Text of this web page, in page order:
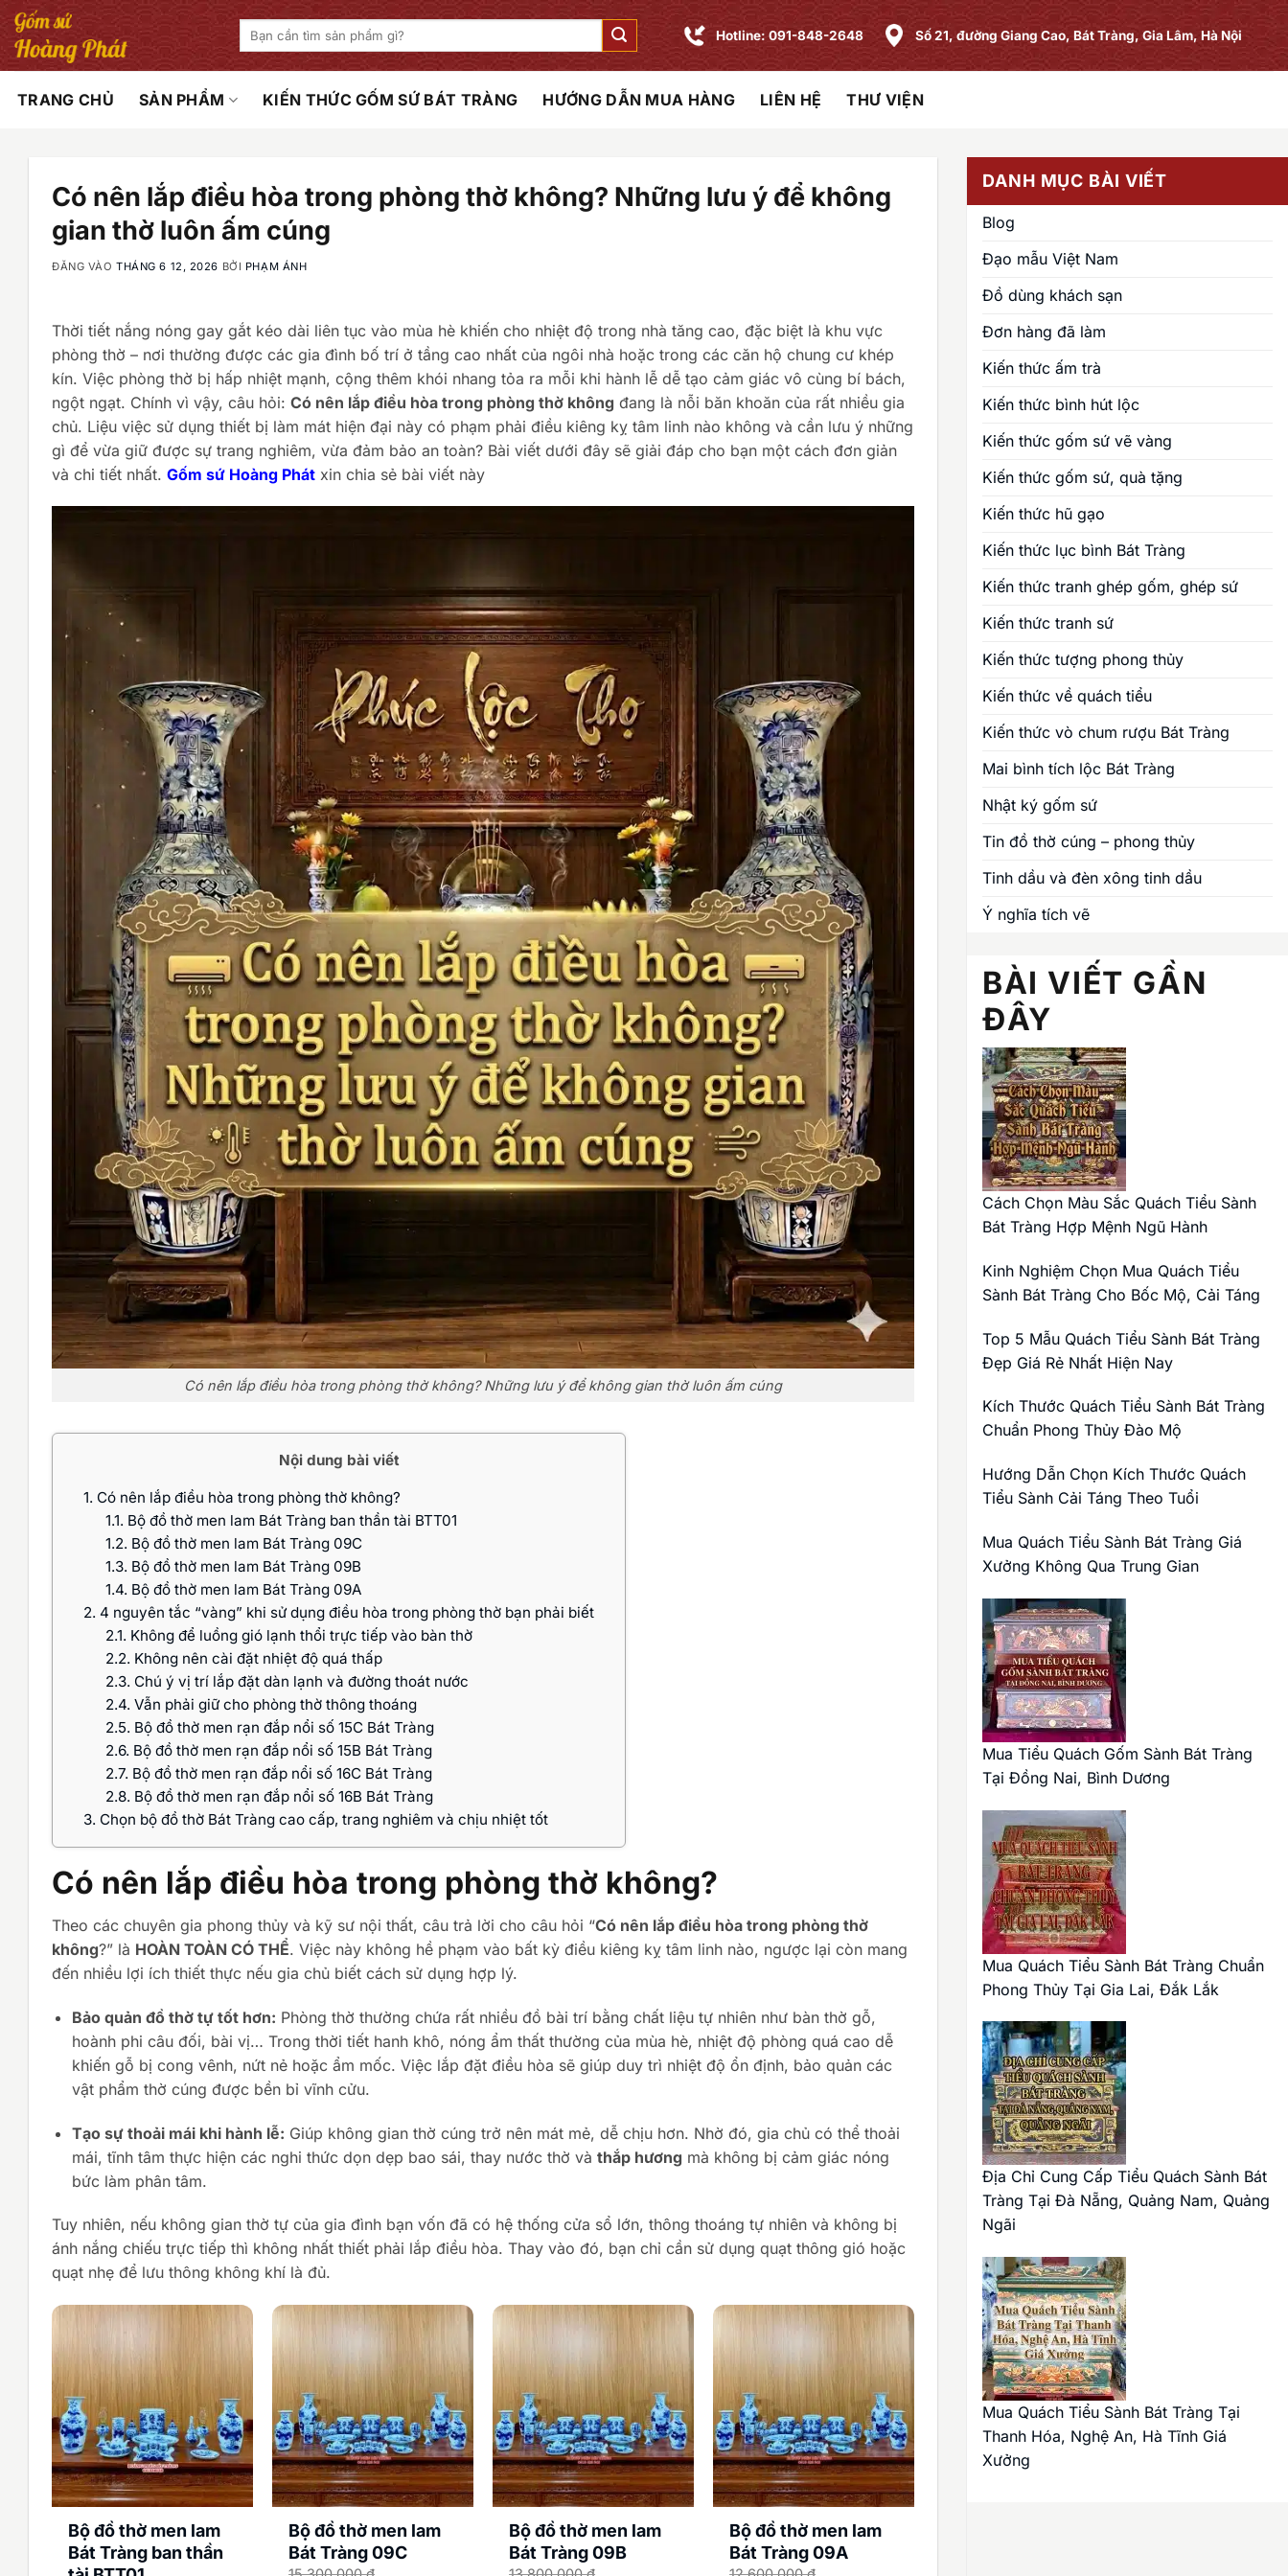
Bỏ
qua
nội
Tìm
kiếm:
Hotline: 091-848-2648 Số 21, đường Giang Cao, Bát Tràng, Gia Lâm, Hà Nội
TRANG CHỦ SẢN PHẨM KIẾN THỨC GỐM SỨ BÁT TRÀNG HƯỚNG DẪN MUA HÀNG LIÊN HỆ THƯ VIỆN
Có nên lắp điều hòa trong phòng thờ không? Những lưu ý để không
gian thờ luôn ấm cúng
ĐĂNG VÀOTHÁNG 6 12, 2026 BỞI PHẠM ÁNH
Thời tiết nắng nóng gay gắt kéo dài liên tục vào mùa hè khiến cho nhiệt độ trong nhà tăng cao, đặc biệt là khu vực
phòng thờ – nơi thường được các gia đình bố trí ở tầng cao nhất của ngôi nhà hoặc trong các căn hộ chung cư khép
kín. Việc phòng thờ bị hấp nhiệt mạnh, cộng thêm khói nhang tỏa ra mỗi khi hành lễ dễ tạo cảm giác vô cùng bí bách,
ngột ngạt. Chính vì vậy, câu hỏi: Có nên lắp điều hòa trong phòng thờ không đang là nỗi băn khoăn của rất nhiều gia
chủ. Liệu việc sử dụng thiết bị làm mát hiện đại này có phạm phải điều kiêng kỵ tâm linh nào không và cần lưu ý những
gì để vừa giữ được sự trang nghiêm, vừa đảm bảo an toàn? Bài viết dưới đây sẽ giải đáp cho bạn một cách đơn giản
và chi tiết nhất. Gốm sứ Hoàng Phát xin chia sẻ bài viết này
Có nên lắp điều hòa trong phòng thờ không? Những lưu ý để không gian thờ luôn ấm cúng
Nội dung bài viết
1. Có nên lắp điều hòa trong phòng thờ không?
1.1. Bộ đồ thờ men lam Bát Tràng ban thần tài BTT01
1.2. Bộ đồ thờ men lam Bát Tràng 09C
1.3. Bộ đồ thờ men lam Bát Tràng 09B
1.4. Bộ đồ thờ men lam Bát Tràng 09A
2. 4 nguyên tắc “vàng” khi sử dụng điều hòa trong phòng thờ bạn phải biết
2.1. Không để luồng gió lạnh thổi trực tiếp vào bàn thờ
2.2. Không nên cài đặt nhiệt độ quá thấp
2.3. Chú ý vị trí lắp đặt dàn lạnh và đường thoát nước
2.4. Vẫn phải giữ cho phòng thờ thông thoáng
2.5. Bộ đồ thờ men rạn đắp nổi số 15C Bát Tràng
2.6. Bộ đồ thờ men rạn đắp nổi số 15B Bát Tràng
2.7. Bộ đồ thờ men rạn đắp nổi số 16C Bát Tràng
2.8. Bộ đồ thờ men rạn đắp nổi số 16B Bát Tràng
3. Chọn bộ đồ thờ Bát Tràng cao cấp, trang nghiêm và chịu nhiệt tốt
Có nên lắp điều hòa trong phòng thờ không?
Theo các chuyên gia phong thủy và kỹ sư nội thất, câu trả lời cho câu hỏi “Có nên lắp điều hòa trong phòng thờ
không?” là HOÀN TOÀN CÓ THỂ. Việc này không hề phạm vào bất kỳ điều kiêng kỵ tâm linh nào, ngược lại còn mang
đến nhiều lợi ích thiết thực nếu gia chủ biết cách sử dụng hợp lý.
Bảo quản đồ thờ tự tốt hơn: Phòng thờ thường chứa rất nhiều đồ bài trí bằng chất liệu tự nhiên như bàn thờ gỗ,
hoành phi câu đối, bài vị… Trong thời tiết hanh khô, nóng ẩm thất thường của mùa hè, nhiệt độ phòng quá cao dễ
khiến gỗ bị cong vênh, nứt nẻ hoặc ẩm mốc. Việc lắp đặt điều hòa sẽ giúp duy trì nhiệt độ ổn định, bảo quản các
vật phẩm thờ cúng được bền bỉ vĩnh cửu.
Tạo sự thoải mái khi hành lễ: Giúp không gian thờ cúng trở nên mát mẻ, dễ chịu hơn. Nhờ đó, gia chủ có thể thoải
mái, tĩnh tâm thực hiện các nghi thức dọn dẹp bao sái, thay nước thờ và thắp hương mà không bị cảm giác nóng
bức làm phân tâm.
Tuy nhiên, nếu không gian thờ tự của gia đình bạn vốn đã có hệ thống cửa sổ lớn, thông thoáng tự nhiên và không bị
ánh nắng chiếu trực tiếp thì không nhất thiết phải lắp điều hòa. Thay vào đó, bạn chỉ cần sử dụng quạt thông gió hoặc
quạt nhẹ để lưu thông không khí là đủ.
Bộ đồ thờ men lam
Bát Tràng ban thần
Bộ đồ thờ men lam
Bát Tràng 09C
Bộ đồ thờ men lam
Bát Tràng 09B
Bộ đồ thờ men lam
Bát Tràng 09A
DANH MỤC BÀI VIẾT
Blog
Đạo mẫu Việt Nam
Đồ dùng khách sạn
Đơn hàng đã làm
Kiến thức ấm trà
Kiến thức bình hút lộc
Kiến thức gốm sứ vẽ vàng
Kiến thức gốm sứ, quà tặng
Kiến thức hũ gạo
Kiến thức lục bình Bát Tràng
Kiến thức tranh ghép gốm, ghép sứ
Kiến thức tranh sứ
Kiến thức tượng phong thủy
Kiến thức về quách tiểu
Kiến thức vò chum rượu Bát Tràng
Mai bình tích lộc Bát Tràng
Nhật ký gốm sứ
Tin đồ thờ cúng – phong thủy
Tinh dầu và đèn xông tinh dầu
Ý nghĩa tích vẽ
BÀI VIẾT GẦN
ĐÂY
Cách Chọn Màu Sắc Quách Tiểu Sành
Bát Tràng Hợp Mệnh Ngũ Hành
Kinh Nghiệm Chọn Mua Quách Tiểu
Sành Bát Tràng Cho Bốc Mộ, Cải Táng
Top 5 Mẫu Quách Tiểu Sành Bát Tràng
Đẹp Giá Rẻ Nhất Hiện Nay
Kích Thước Quách Tiểu Sành Bát Tràng
Chuẩn Phong Thủy Đào Mộ
Hướng Dẫn Chọn Kích Thước Quách
Tiểu Sành Cải Táng Theo Tuổi
Mua Quách Tiểu Sành Bát Tràng Giá
Xưởng Không Qua Trung Gian
Mua Tiểu Quách Gốm Sành Bát Tràng
Tại Đồng Nai, Bình Dương
Mua Quách Tiểu Sành Bát Tràng Chuẩn
Phong Thủy Tại Gia Lai, Đắk Lắk
Địa Chỉ Cung Cấp Tiểu Quách Sành Bát
Tràng Tại Đà Nẵng, Quảng Nam, Quảng
Ngãi
Mua Quách Tiểu Sành Bát Tràng Tại
Thanh Hóa, Nghệ An, Hà Tĩnh Giá
Xưởng